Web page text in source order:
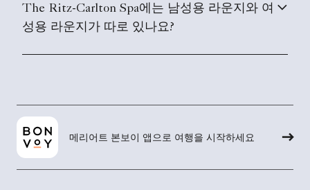
The Ritz-Carlton Spa에는 남성용 라운지와 여
성용 라운지가 따로 있나요?
메리어트 본보이 앱으로 여행을 시작하세요